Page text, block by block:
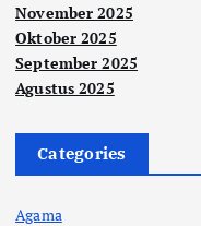
November 2025
Oktober 2025
September 2025
Agustus 2025
Categories
Agama